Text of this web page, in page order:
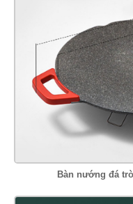
Bàn nướng đá